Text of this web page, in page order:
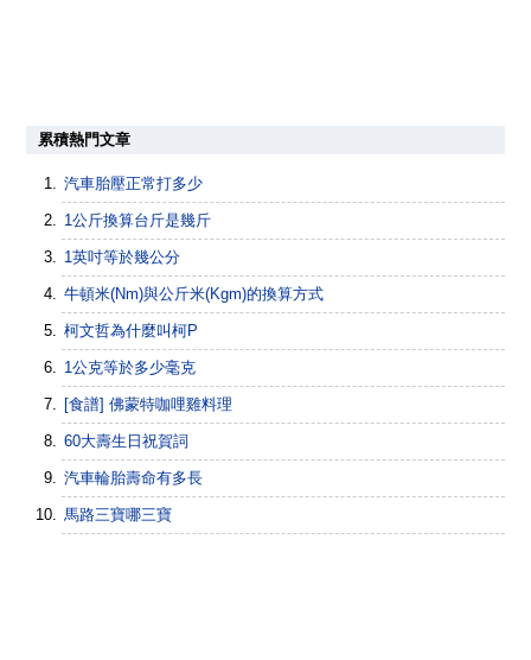
累積熱門文章
汽車胎壓正常打多少
1公斤換算台斤是幾斤
1英吋等於幾公分
牛頓米(Nm)與公斤米(Kgm)的換算方式
柯文哲為什麼叫柯P
1公克等於多少毫克
[食譜] 佛蒙特咖哩雞料理
60大壽生日祝賀詞
汽車輪胎壽命有多長
馬路三寶哪三寶